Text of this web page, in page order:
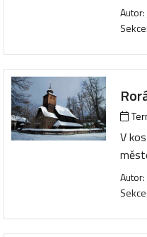
Autor:
Sekce:
V
Autor:
Sekce: